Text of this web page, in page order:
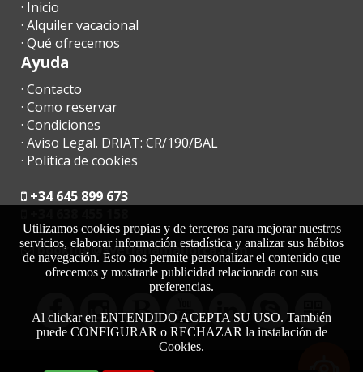
· Inicio
· Alquiler vacacional
· Qué ofrecemos
Ayuda
· Contacto
· Como reservar
· Condiciones
· Aviso Legal. DRIAT: CR/190/BAL
· Política de cookies
+34 645 899 673
moc.acrollamanaltevs@gnikoob
Utilizamos cookies propias y de terceros para mejorar nuestros
servicios, elaborar información estadística y analizar sus hábitos
de navegación. Esto nos permite personalizar el contenido que
ofrecemos y mostrarle publicidad relacionada con sus
preferencias.
Al clickar en ENTENDIDO ACEPTA SU USO. También
puede CONFIGURAR o RECHAZAR la instalación de
Cookies.